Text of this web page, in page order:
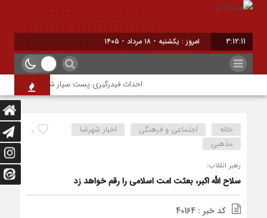
3:12:12 امروز : یکشنبه - ۱۸ مرداد - ۱۴۰۵
احداث فیدرگیری پست سیار شهرک رازی؛ گامی
9 خانه اجتماعی و فرهنگی
اخبار شهرضا
مذهبی
رهبر انقلاب:
سلاح الله اکبر، بعثت امت اسلامی را رقم خواهد زد
کد خبر : 40164